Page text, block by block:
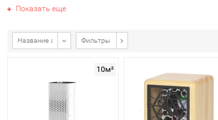
Все это становится возможным с ионизатором, который
нашего организма, и в первую очередь головного мозга,
начинают интенсивно снабжаться активным
скорость всех восстановительных процессов.
Прибор позволит Вам:
меньше уставать на работе;
Показать еще
Название ↓ Фильтры
10м²